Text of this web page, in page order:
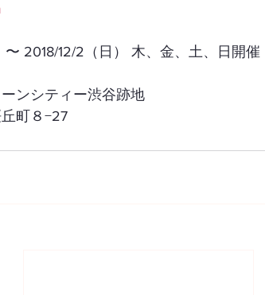
〜 2018/12/2（日） 木、金、土、日開催
ンシティー渋谷跡地
町８−27